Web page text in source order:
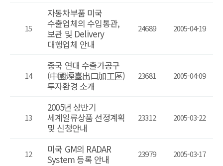
15
자동차부품 미국
수출업체의 수입통관,
보관 및 Delivery
대행업체 안내
24689 2005-04-19
14
중국 연대 수출가공구
(中國煙臺出口加工區)
투자환경 소개
23681 2005-04-09
13
2005년 상반기
세계일류상품 선정계획
및 신청안내
23312 2005-03-22
12
미국 GM의 RADAR
System 등록 안내
23979 2005-03-17